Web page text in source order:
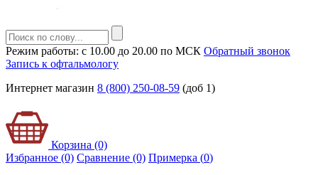
Режим работы: с 10.00 до 20.00 по МСК Обратный звонок
Запись к офтальмологу
Интернет магазин 8 (800) 250-08-59 (доб 1)
Корзина (0)
Избранное (0) Сравнение (0) Примерка (0)